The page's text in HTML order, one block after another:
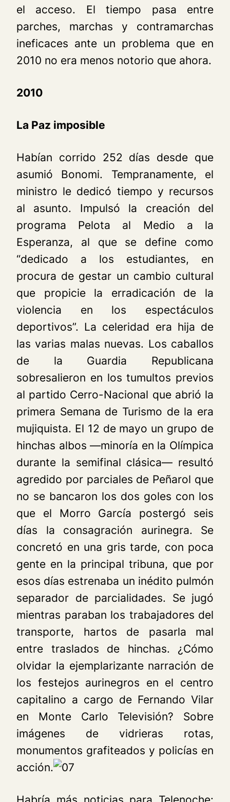
el acceso. El tiempo pasa entre
parches, marchas y contramarchas
ineficaces ante un problema que en
2010 no era menos notorio que ahora.
2010
La Paz imposible
Habían corrido 252 días desde que
asumió Bonomi. Tempranamente, el
ministro le dedicó tiempo y recursos
al asunto. Impulsó la creación del
programa Pelota al Medio a la
Esperanza, al que se define como
“dedicado a los estudiantes, en
procura de gestar un cambio cultural
que propicie la erradicación de la
violencia en los espectáculos
deportivos”. La celeridad era hija de
las varias malas nuevas. Los caballos
de la Guardia Republicana
sobresalieron en los tumultos previos
al partido Cerro-Nacional que abrió la
primera Semana de Turismo de la era
mujiquista. El 12 de mayo un grupo de
hinchas albos —minoría en la Olímpica
durante la semifinal clásica— resultó
agredido por parciales de Peñarol que
no se bancaron los dos goles con los
que el Morro García postergó seis
días la consagración aurinegra. Se
concretó en una gris tarde, con poca
gente en la principal tribuna, que por
esos días estrenaba un inédito pulmón
separador de parcialidades. Se jugó
mientras paraban los trabajadores del
transporte, hartos de pasarla mal
entre traslados de hinchas. ¿Cómo
olvidar la ejemplarizante narración de
los festejos aurinegros en el centro
capitalino a cargo de Fernando Vilar
en Monte Carlo Televisión? Sobre
imágenes de vidrieras rotas,
monumentos grafiteados y policías en
acción.